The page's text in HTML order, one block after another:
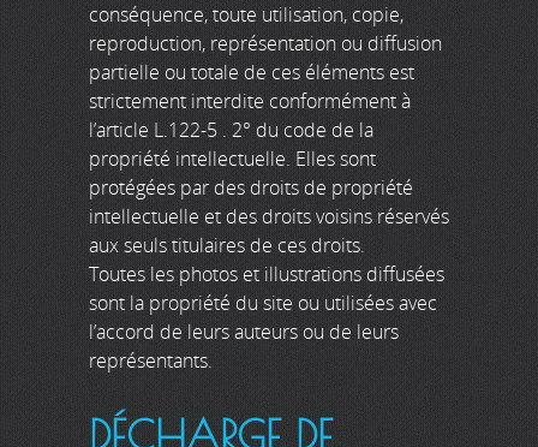
conséquence, toute utilisation, copie,
reproduction, représentation ou diffusion
partielle ou totale de ces éléments est
strictement interdite conformément à
l’article L.122-5 . 2° du code de la
propriété intellectuelle. Elles sont
protégées par des droits de propriété
intellectuelle et des droits voisins réservés
aux seuls titulaires de ces droits.
Toutes les photos et illustrations diffusées
sont la propriété du site ou utilisées avec
l’accord de leurs auteurs ou de leurs
représentants.
DÉCHARGE DE